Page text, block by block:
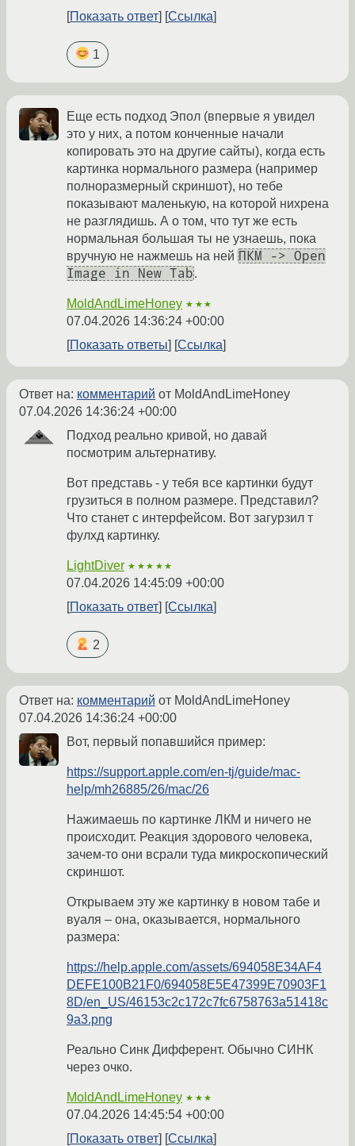
Показать ответ Ссылка
1
Еще есть подход Эпол (впервые я увидел
это у них, а потом конченные начали
копировать это на другие сайты), когда есть
картинка нормального размера (например
полноразмерный скриншот), но тебе
показывают маленькую, на которой нихрена
не разглядишь. А о том, что тут же есть
нормальная большая ты не узнаешь, пока
вручную не нажмешь на ней ПКМ -> Open
Image in New Tab.
MoldAndLimeHoney ★★★
07.04.2026 14:36:24 +00:00
Показать ответы
Ссылка
Ответ на: комментарий от MoldAndLimeHoney
07.04.2026 14:36:24 +00:00
Подход реально кривой, но давай
посмотрим альтернативу.
Вот представь - у тебя все картинки будут
грузиться в полном размере. Представил?
Что станет с интерфейсом. Вот загурзил т
фулхд картинку.
LightDiver ★★★★★
07.04.2026 14:45:09 +00:00
Показать ответ
Ссылка
2
Ответ на: комментарий от MoldAndLimeHoney
07.04.2026 14:36:24 +00:00
Вот, первый попавшийся пример:
https://support.apple.com/en-tj/guide/mac-
help/mh26885/26/mac/26
Нажимаешь по картинке ЛКМ и ничего не
происходит. Реакция здорового человека,
зачем-то они всрали туда микроскопический
скриншот.
Открываем эту же картинку в новом табе и
вуаля – она, оказывается, нормального
размера:
https://help.apple.com/assets/694058E34AF4
DEFE100B21F0/694058E5E47399E70903F1
8D/en_US/46153c2c172c7fc6758763a51418c
9a3.png
Реально Синк Дифферент. Обычно СИНК
через очко.
MoldAndLimeHoney ★★★
07.04.2026 14:45:54 +00:00
Показать ответ
Ссылка